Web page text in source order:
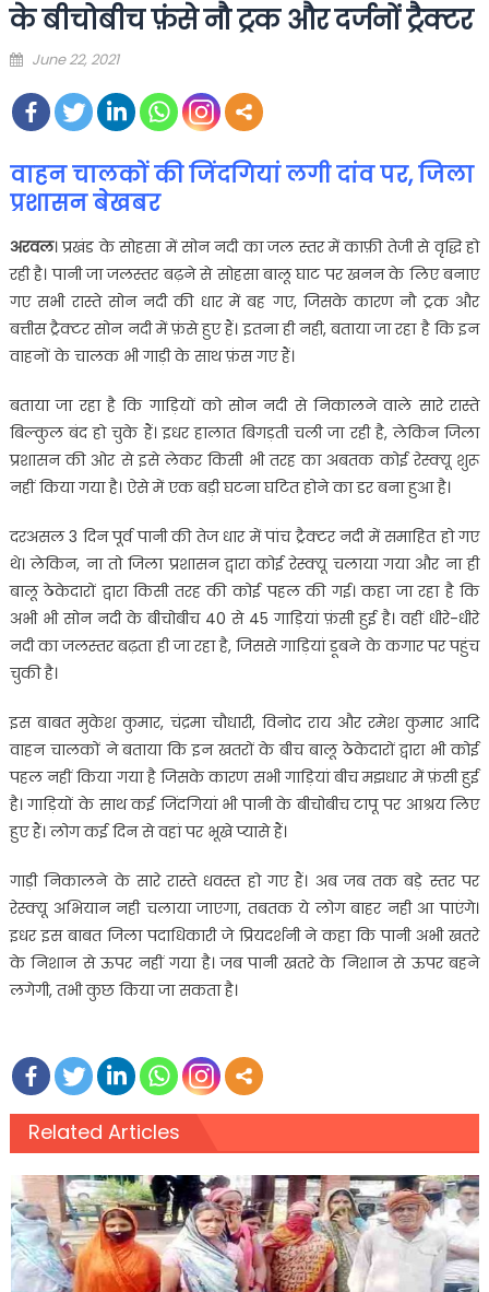
के बीचोबीच फ़ंसे नौ ट्रक और दर्जनों ट्रैक्टर
Posted
June 22, 2021
वाहन चालकों की जिंदगियां लगी दांव पर,जिला
प्रशासन बेखबर
अरवल। प्रखंड के सोहसा में सोन नदी का जल स्तर में काफ़ी तेजी से वृद्धि हो
रही है। पानी जा जलस्तर बढ़ने से सोहसा बालू घाट पर खनन के लिए बनाए
गए सभी रास्ते सोन नदी की धार में बह गए, जिसके कारण नौ ट्रक और
बत्तीस ट्रैक्टर सोन नदी में फ़ंसे हुए हैं। इतना ही नही, बताया जा रहा है कि इन
वाहनों के चालक भी गाड़ी के साथ फ़ंस गए हैं।
बताया जा रहा है कि गाड़ियों को सोन नदी से निकालने वाले सारे रास्ते
बिल्कुल बंद हो चुके हैं। इधर हालात बिगड़ती चली जा रही है, लेकिन जिला
प्रशासन की ओर से इसे लेकर किसी भी तरह का अबतक कोई रेस्क्यू शुरू
नहीं किया गया है। ऐसे में एक बड़ी घटना घटित होने का डर बना हुआ है।
दरअसल 3 दिन पूर्व पानी की तेज धार में पांच ट्रैक्टर नदी में समाहित हो गए
थे। लेकिन, ना तो जिला प्रशासन द्वारा कोई रेस्क्यू चलाया गया और ना ही
बालू ठेकेदारों द्वारा किसी तरह की कोई पहल की गई। कहा जा रहा है कि
अभी भी सोन नदी के बीचोबीच 40 से 45 गाड़ियां फ़ंसी हुई है। वहीं धीरे-धीरे
नदी का जलस्तर बढ़ता ही जा रहा है, जिससे गाड़ियां डूबने के कगार पर पहुंच
चुकी है।
इस बाबत मुकेश कुमार, चंद्रमा चौधारी, विनोद राय और रमेश कुमार आदि
वाहन चालकों ने बताया कि इन खतरों के बीच बालू ठेकेदारों द्वारा भी कोई
पहल नहीं किया गया है जिसके कारण सभी गाड़ियां बीच मझधार में फ़ंसी हुई
है। गाड़ियों के साथ कई जिंदगियां भी पानी के बीचोबीच टापू पर आश्रय लिए
हुए हैं। लोग कई दिन से वहां पर भूखे प्यासे हैं।
गाड़ी निकालने के सारे रास्ते धवस्त हो गए हैं। अब जब तक बड़े स्तर पर
रेस्क्यू अभियान नही चलाया जाएगा, तबतक ये लोग बाहर नही आ पाएंगे।
इधर इस बाबत जिला पदाधिकारी जे प्रियदर्शनी ने कहा कि पानी अभी खतरे
के निशान से ऊपर नहीं गया है। जब पानी खतरे के निशान से ऊपर बहने
लगेगी, तभी कुछ किया जा सकता है।
Related Articles